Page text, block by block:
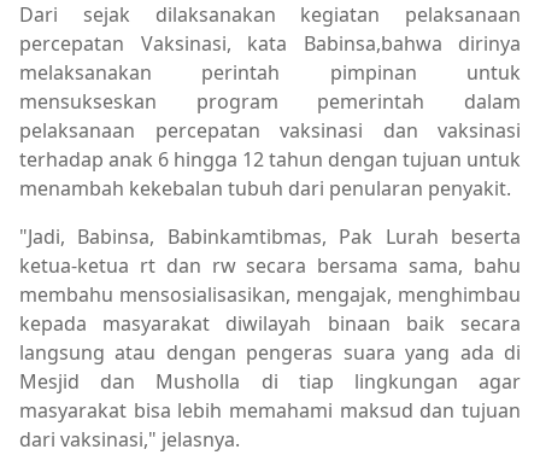
Dari sejak dilaksanakan kegiatan pelaksanaan
percepatan Vaksinasi, kata Babinsa,bahwa dirinya
melaksanakan perintah pimpinan untuk
mensukseskan program pemerintah dalam
pelaksanaan percepatan vaksinasi dan vaksinasi
terhadap anak 6 hingga 12 tahun dengan tujuan untuk
menambah kekebalan tubuh dari penularan penyakit.
"Jadi, Babinsa, Babinkamtibmas, Pak Lurah beserta
ketua-ketua rt dan rw secara bersama sama, bahu
membahu mensosialisasikan, mengajak, menghimbau
kepada masyarakat diwilayah binaan baik secara
langsung atau dengan pengeras suara yang ada di
Mesjid dan Musholla di tiap lingkungan agar
masyarakat bisa lebih memahami maksud dan tujuan
dari vaksinasi," jelasnya.